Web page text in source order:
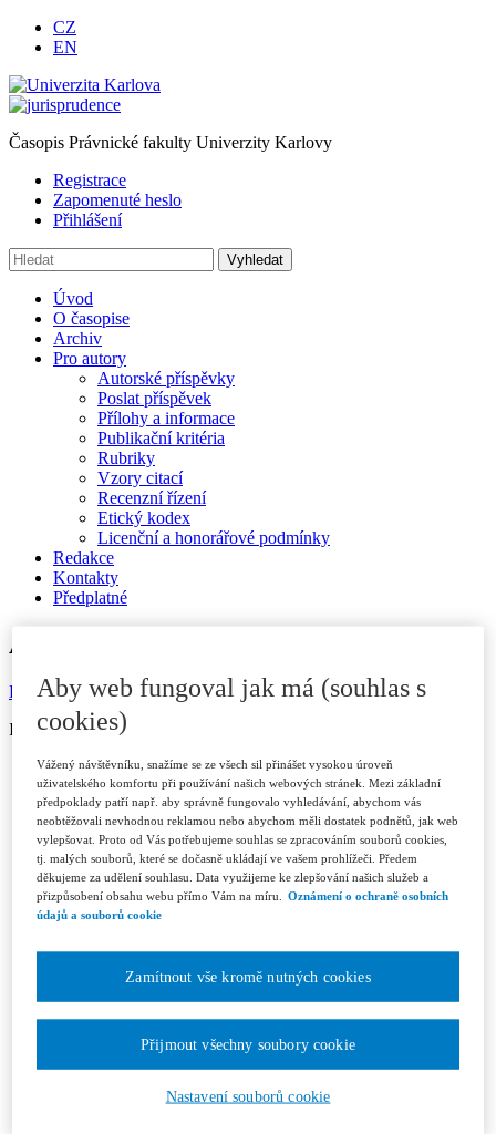
CZ
EN
Časopis Právnické fakulty Univerzity Karlovy
Registrace
Zapomenuté heslo
Přihlášení
Úvod
O časopise
Archiv
Pro autory
Autorské příspěvky
Poslat příspěvek
Přílohy a informace
Publikační kritéria
Rubriky
Vzory citací
Recenzní řízení
Etický kodex
Licenční a honorářové podmínky
Redakce
Kontakty
Předplatné
ARCHIV
Dostupné v ASPI
ISSN 1802-3843 (print)
Ročník 2026
Číslo 1/2026
Číslo 2/2026
Číslo 3/2026
Ročník 2025
Číslo 1/2025
Číslo 2/2025
Číslo 3/2025
Číslo 1/2024
Číslo 2/2024
Číslo 3/2024
Číslo 4/2024
Číslo 5/2024
Aby web fungoval jak má (souhlas s
cookies)
Vážený návštěvníku, snažíme se ze všech sil přinášet vysokou úroveň
uživatelského komfortu při používání našich webových stránek. Mezi základní
předpoklady patří např. aby správně fungovalo vyhledávání, abychom vás
neobtěžovali nevhodnou reklamou nebo abychom měli dostatek podnětů, jak web
vylepšovat. Proto od Vás potřebujeme souhlas se zpracováním souborů cookies,
tj. malých souborů, které se dočasně ukládají ve vašem prohlížeči. Předem
děkujeme za udělení souhlasu. Data využijeme ke zlepšování našich služeb a
přizpůsobení obsahu webu přímo Vám na míru.
Oznámení o ochraně osobních
údajů a souborů cookie
Nastavení souborů cookie
Zamítnout vše kromě nutných cookies
Přijmout všechny soubory cookie